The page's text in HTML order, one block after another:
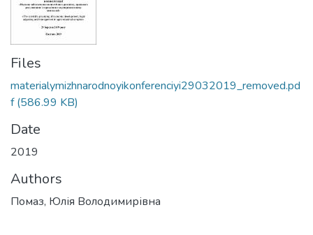
Files
materialymizhnarodnoyikonferenciyi29032019_removed.pd
f(586.99 KB)
Date
2019
Authors
Помаз, Юлія Володимирівна